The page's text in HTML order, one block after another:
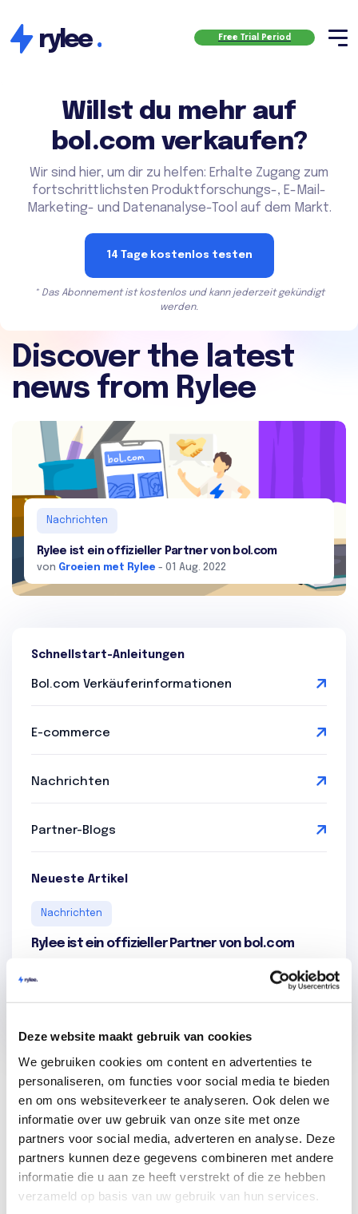
Deze website maakt gebruik van cookies
We gebruiken cookies om content en advertenties te
personaliseren, om functies voor social media te bieden
en om ons websiteverkeer te analyseren. Ook delen we
informatie over uw gebruik van onze site met onze
partners voor social media, adverteren en analyse. Deze
partners kunnen deze gegevens combineren met andere
informatie die u aan ze heeft verstrekt of die ze hebben
verzameld op basis van uw gebruik van hun services.
rylee. Free Trial Period
Willst du mehr auf
bol.com verkaufen?
Wir sind hier, um dir zu helfen: Erhalte Zugang zum
fortschrittlichsten Produktforschungs-, E-Mail-
Marketing- und Datenanalyse-Tool auf dem Markt.
14 Tage kostenlos testen
* Das Abonnement ist kostenlos und kann jederzeit gekündigt
werden.
Discover the latest
news from Rylee
Nachrichten
Rylee ist ein offizieller Partner von bol.com
von Groeien met Rylee - 01 Aug. 2022
Schnellstart-Anleitungen
Bol.com Verkäuferinformationen
E-commerce
Nachrichten
Partner-Blogs
Neueste Artikel
Nachrichten
Rylee ist ein offizieller Partner von bol.com
Willst du mehr auf bol.com
verkaufen?
Marketing- und Datenanalyse-Tool auf dem Markt.